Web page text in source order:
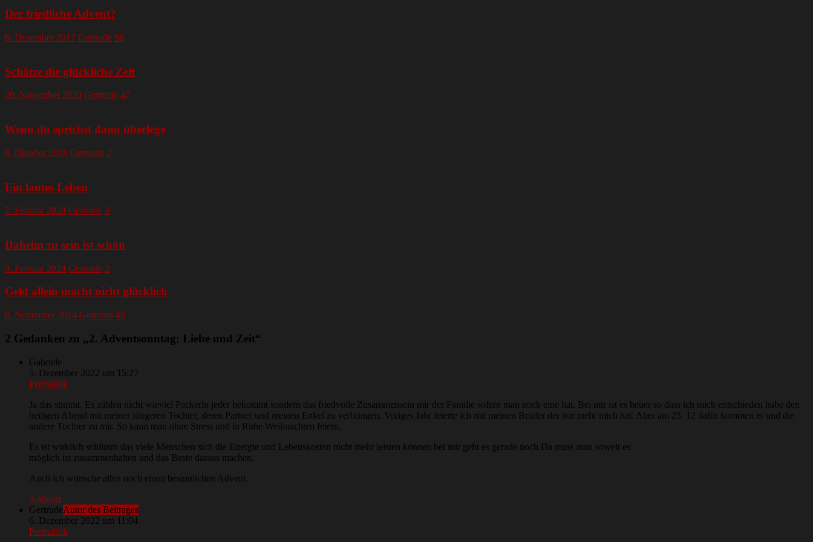
Der friedliche Advent?
6. Dezember 2017 Gertrude 66
Schätze die glückliche Zeit
20. November 2020 Gertrude 47
Wenn du sprichst dann überlege
6. Oktober 2018 Gertrude 2
Ein lautes Leben
7. Februar 2024 Gertrude 3
Daheim zu sein ist schön
9. Februar 2024 Gertrude 2
Geld allein macht nicht glücklich
9. November 2014 Gertrude 46
2 Gedanken zu „2. Adventsonntag: Liebe und Zeit“
Gabriele
5. Dezember 2022 um 15:27
Permalink
Ja das stimmt. Es zählen nicht wieviel Packerln jeder bekommt sondern das friedvolle Zusammensein mir der Familie sofern man noch eine hat. Bei mir ist es heuer so dass ich mich entschieden habe den
heiligen Abend mit meiner jüngeren Tochter, deren Partner und meinen Enkel zu verbringen. Voriges Jahr feierte ich mit meinen Bruder der nur mehr mich hat. Aber am 25. 12 dafür kommen er und die
andere Tochter zu mir. So kann man ohne Stress und in Ruhe Weihnachten feiern.
Es ist wirklich schlimm das viele Menschen sich die Energie und Lebenskosten nicht mehr leisten können bei mir geht es gerade noch.Da muss man soweit es
möglich ist zusammenhalten und das Beste daraus machen.
Auch ich wünsche allen noch einen besinnlichen Advent.
Antwort
GertrudeAutor des Beitrages
6. Dezember 2022 um 11:04
Permalink